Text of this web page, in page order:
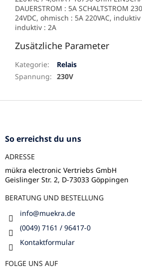
DAUERSTROM : 5A SCHALTSTROM
24VDC, ohmisch : 5A 220VAC, induktiv
induktiv : 2A
Zusätzliche Parameter
Kategorie:
Relais
Spannung: 230V
F
So erreichst du uns
ADRESSE
mükra electronic Vertriebs GmbH
Geislinger Str. 2, D-73033 Göppingen
BERATUNG UND BESTELLUNG
info@muekra.de
(0049) 7161 / 96417-0
Kontaktformular
FOLGE UNS AUF